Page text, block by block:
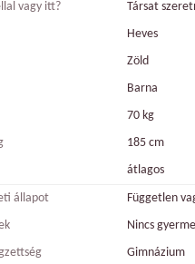
vagy itt?
Társat
Heves
Zöld
Barna
70 kg
185 cm
átlagos
állapot
Független
Nincs
Gimnázium